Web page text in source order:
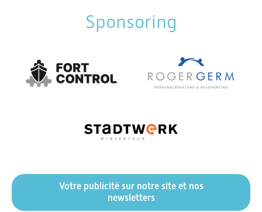
Sponsoring
Votre publicité sur notre site et nos
newsletters